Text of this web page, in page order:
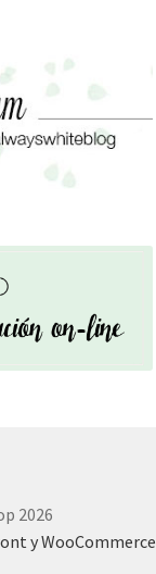
2026
y WooCommerce